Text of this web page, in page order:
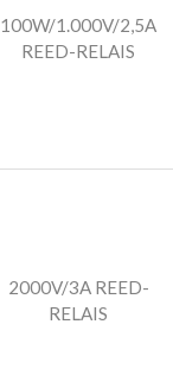
100W/1.000V/2,5A
REED-RELAIS
2000V/3A REED-
RELAIS